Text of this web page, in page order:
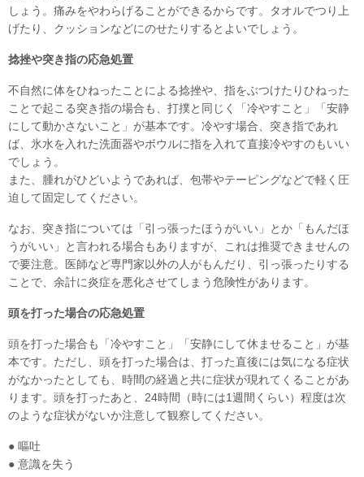
しょう。痛みをやわらげることができるからです。タオルでつり上
げたり、クッションなどにのせたりするとよいでしょう。
捻挫や突き指の応急処置
不自然に体をひねったことによる捻挫や、指をぶつけたりひねった
ことで起こる突き指の場合も、打撲と同じく「冷やすこと」「安静
にして動かさないこと」が基本です。冷やす場合、突き指であれ
ば、氷水を入れた洗面器やボウルに指を入れて直接冷やすのもいい
でしょう。
また、腫れがひどいようであれば、包帯やテーピングなどで軽く圧
迫して固定してください。
なお、突き指については「引っ張ったほうがいい」とか「もんだほ
うがいい」と言われる場合もありますが、これは推奨できませんの
で要注意。医師など専門家以外の人がもんだり、引っ張ったりする
ことで、余計に炎症を悪化させてしまう危険性があります。
頭を打った場合の応急処置
頭を打った場合も「冷やすこと」「安静にして休ませること」が基
本です。ただし、頭を打った場合は、打った直後には気になる症状
がなかったとしても、時間の経過と共に症状が現れてくることがあ
ります。頭を打ったあと、24時間（時には1週間くらい）程度は次
のような症状がないか注意して観察してください。
● 嘔吐
● 意識を失う